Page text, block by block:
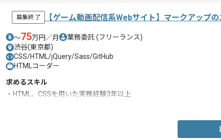
募集終了 【ゲーム動画配信系Webサイト】マークアップ
〜75万円／月 業務委託 (フリーランス)
渋谷(東京都)
CSS/HTML/jQuery/Sass/GitHub
HTMLコーダー
求めるスキル
・HTML、CSSを用いた実務経験3年以上